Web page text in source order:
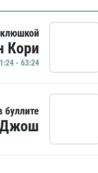
Кори
- 63:24
буллите
Джош